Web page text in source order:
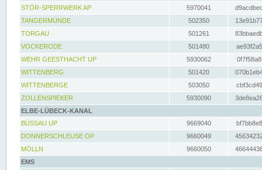
STÖR-SPERRWERK AP 5970041
TANGERMÜNDE
502350
TORGAU
501261
VOCKERODE
501480
WEHR GEESTHACHT UP
5930062
WITTENBERG
501420
WITTENBERGE
503050
ZOLLENSPIEKER
5930090
ELBE-LÜBECK-KANAL
BÜSSAU UP
9669040
DONNERSCHLEUSE OP
9660049
MÖLLN
9660050
EMS